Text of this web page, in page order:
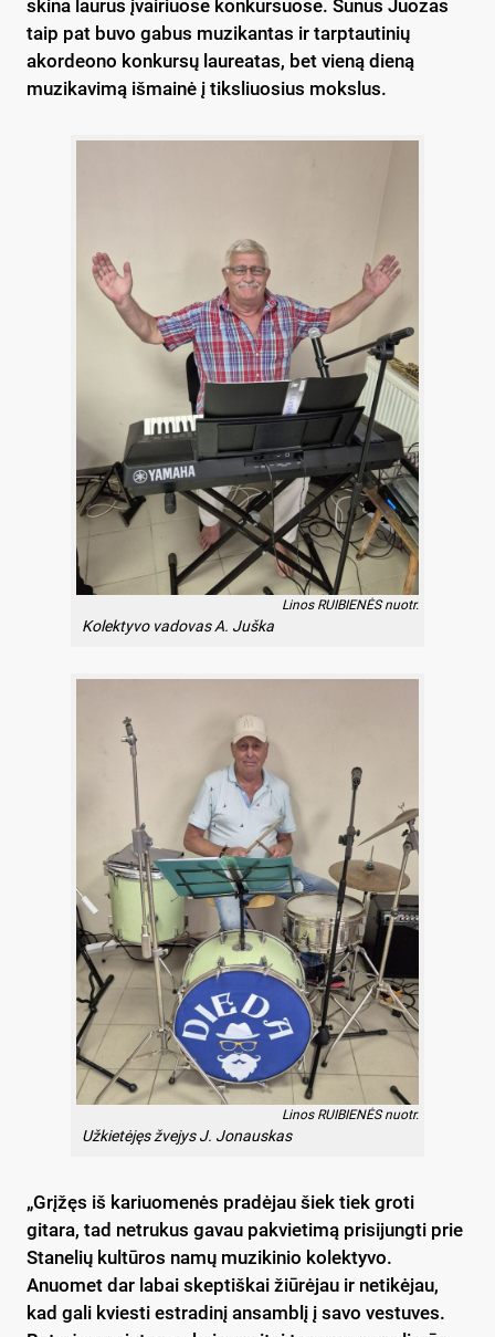
skina laurus įvairiuose konkursuose. Sūnus Juozas
taip pat buvo gabus muzikantas ir tarptautinių
akordeono konkursų laureatas, bet vieną dieną
muzikavimą išmainė į tiksliuosius mokslus.
Linos RUIBIENĖS nuotr.
Kolektyvo vadovas A. Juška
Linos RUIBIENĖS nuotr.
Užkietėjęs žvejys J. Jonauskas
„Grįžęs iš kariuomenės pradėjau šiek tiek groti
gitara, tad netrukus gavau pakvietimą prisijungti prie
Stanelių kultūros namų muzikinio kolektyvo.
Anuomet dar labai skeptiškai žiūrėjau ir netikėjau,
kad gali kviesti estradinį ansamblį į savo vestuves.